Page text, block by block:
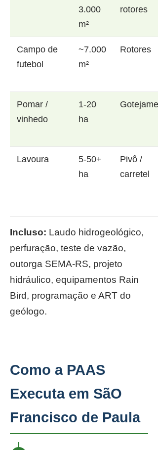
3.000
m²
rotores
Campo de
futebol
~7.000
m²
Rotores
Pomar /
vinhedo
1-20
ha
Lavoura
5-50+
ha
Pivô /
carretel
Incluso: Laudo hidrogeológico,
perfuração, teste de vazão,
outorga SEMA-RS, projeto
hidráulico, equipamentos Rain
Bird, programação e ART do
geólogo.
Como a PAAS
Executa em SãO
Francisco de Paula